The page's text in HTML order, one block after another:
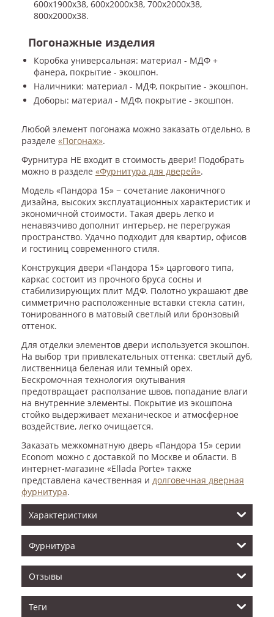
600x1900x38, 600x2000x38, 700x2000x38,
800x2000x38.
Погонажные изделия
Коробка универсальная: материал - МДФ +
фанера, покрытие - экошпон.
Наличники: материал - МДФ, покрытие - экошпон.
Доборы: материал - МДФ, покрытие - экошпон.
Любой элемент погонажа можно заказать отдельно, в
разделе «Погонаж».
Фурнитура НЕ входит в стоимость двери! Подобрать
можно в разделе «Фурнитура для дверей».
Модель «Пандора 15» − сочетание лаконичного
дизайна, высоких эксплуатационных характеристик и
экономичной стоимости. Такая дверь легко и
ненавязчиво дополнит интерьер, не перегружая
пространство. Удачно подходит для квартир, офисов
и гостиниц современного стиля.
Конструкция двери «Пандора 15» царгового типа,
каркас состоит из прочного бруса сосны и
стабилизирующих плит МДФ. Полотно украшают две
симметрично расположенные вставки стекла сатин,
тонированного в матовый светлый или бронзовый
оттенок.
Для отделки элементов двери используется экошпон.
На выбор три привлекательных оттенка: светлый дуб,
лиственница беленая или темный орех.
Бескромочная технология окутывания
предотвращает расползание швов, попадание влаги
на внутренние элементы. Покрытие из экошпона
стойко выдерживает механическое и атмосферное
воздействие, легко очищается.
Заказать межкомнатную дверь «Пандора 15» серии
Econom можно с доставкой по Москве и области. В
интернет-магазине «Ellada Porte» также
представлена качественная и долговечная дверная
фурнитура.
Характеристики
Фурнитура
Отзывы
Теги